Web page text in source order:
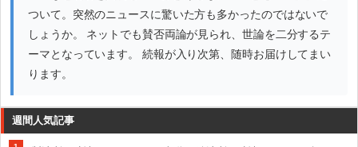
ついて。突然のニュースに驚いた方も多かったのではないで
しょうか。 ネットでも賛否両論が見られ、世論を二分するテ
ーマとなっています。 続報が入り次第、随時お届けしてまい
ります。
週間人気記事